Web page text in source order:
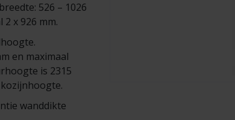
526 – 1026
x 926 mm.
en maximaal
is 2315
wanddikte